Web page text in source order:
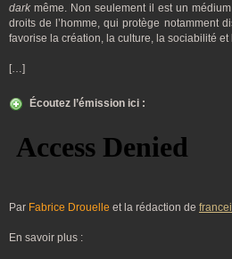
dark même. Non seulement il est un
droits de l’homme, qui protège notamment
favorise la création, la culture, la sociabilité et
[…]
Écoutez l’émission ici :
Par Fabrice Drouelle et la rédaction de
En savoir plus :